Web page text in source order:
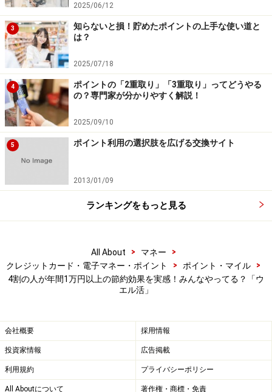
2025/06/12
3
知らないと損！貯めたポイントの上手な使い道と
は？
2025/07/18
4
ポイントの「2重取り」「3重取り」ってどうやる
の？専門家が分かりやすく解説！
2025/09/10
5 ポイント利用の選択肢を広げる交換サイト
2013/01/09
ランキングをもっと見る
All About > マネー
>
クレジットカード・電子マネー・ポイント
> ポイント・マイル
>
4割の人が年間1万円以上の節約効果を実感！みんなやってる？「ウ
エル活」
会社概要 採用情報
投資家情報 広告掲載
利用規約 プライバシーポリシー
All Aboutについて 著作権・商標・免責